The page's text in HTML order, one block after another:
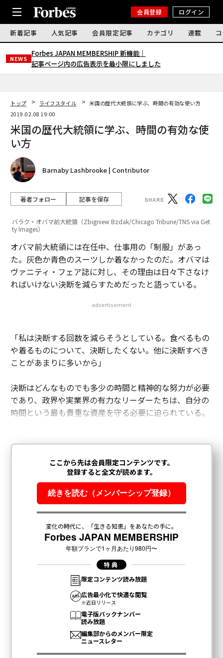
会員登録 ログイン
新着記事 人気記事 会員限定記事 カテゴリ 連載
NEWS
Forbes JAPAN MEMBERSHIP 新機能｜
記事ページ内の広告表示を最小限にしました
トップ ライフスタイル
米国の歴代大統領に学ぶ、時間の有効な使い方
2019.02.08 19:00
米国の歴代大統領に学ぶ、時間の有効な使
い方
Barnaby Lashbrooke | Contributor
著者フォロー 記事を保存
バラク・オバマ前大統領（Zbigniew Bzdak/Chicago Tribune/TNS via Get
ty Images）
オバマ前大統領には在任中、仕事用の「制服」があっ
た。灰色か青色のスーツしか着なかったのだ。オバマは
ヴァニティ・フェア誌に対し、その理由は日々下さなけ
ればいけない決断を減らすためだったと語っている。
advertisement
「私は決断する回数を減らそうとしている。食べるもの
や着るものについて、決断したくない。他に決断すべき
ことがあまりに多いから」
決断はどんなものでも多少の時間と精神的な努力が必要
であり、政界や実業界の有力なリーダーたちは、自分の
時間という最も貴重な資産を守る必要に迫られている。